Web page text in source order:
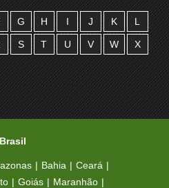
G H I J K L
S T U V W X
Bahia
Ceará
Goiás
Maranhão